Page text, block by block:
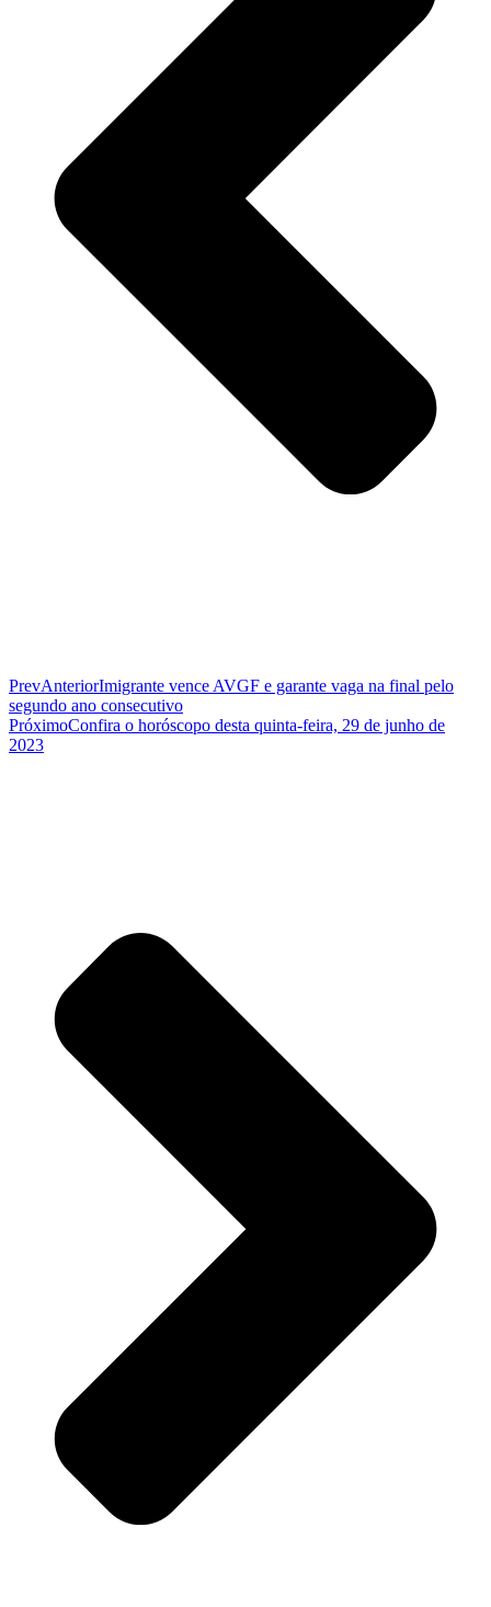
PrevAnteriorImigrante vence AVGF e garante vaga na final pelo
segundo ano consecutivo
PróximoConfira o horóscopo desta quinta-feira, 29 de junho de
2023